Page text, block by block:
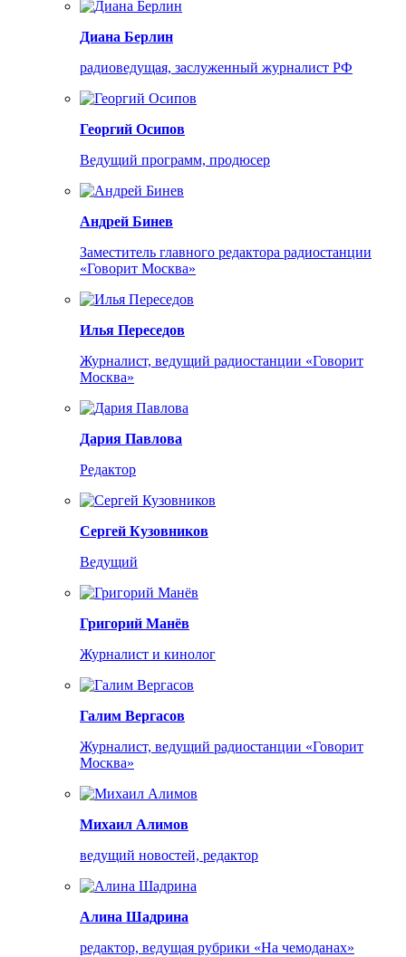
Диана Берлин
радиоведущая, заслуженный журналист РФ
Георгий Осипов
Ведущий программ, продюсер
Андрей Бинев
Заместитель главного редактора радиостанции
«Говорит Москва»
Илья Переседов
Журналист, ведущий радиостанции «Говорит
Москва»
Дария Павлова
Редактор
Сергей Кузовников
Ведущий
Григорий Манёв
Журналист и кинолог
Галим Вергасов
Журналист, ведущий радиостанции «Говорит
Москва»
Михаил Алимов
ведущий новостей, редактор
Алина Шадрина
редактор, ведущая рубрики «На чемоданах»